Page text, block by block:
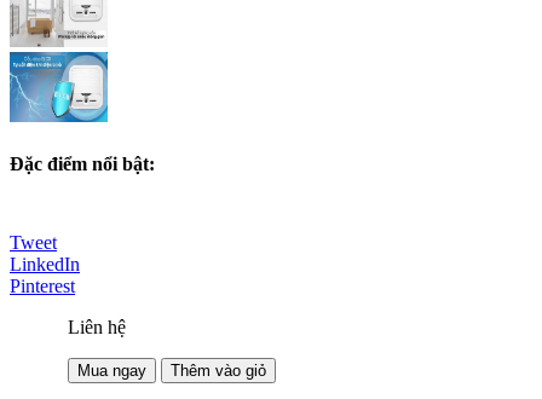
Đặc điểm nổi bật:
Tweet
LinkedIn
Pinterest
Liên hệ
Mua ngay Thêm vào giỏ